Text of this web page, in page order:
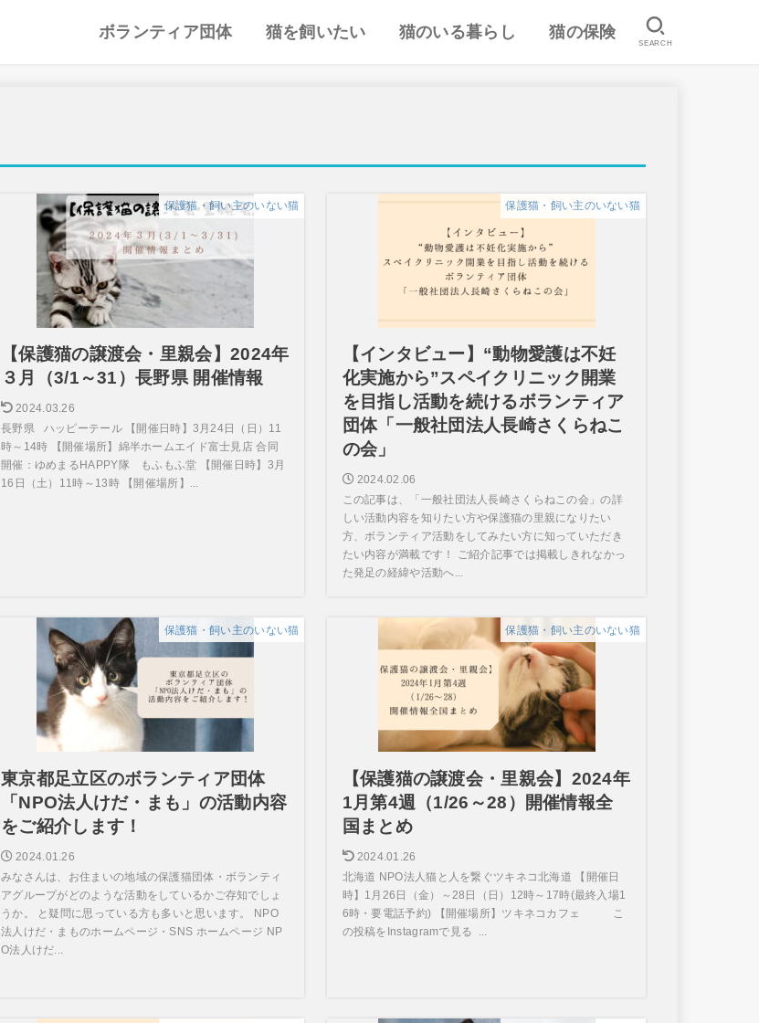
ボランティア団体 猫を飼いたい 猫のいる暮らし 猫の保険
SEARCH
保護猫・飼い主のいない猫
【保護猫の譲渡会・里親会】2024年
３月（3/1～31）長野県 開催情報
2024.03.26
長野県 ハッピーテール 【開催日時】3月24日（日）11
時～14時 【開催場所】綿半ホームエイド富士見店 合同
開催：ゆめまるHAPPY隊 もふもふ堂 【開催日時】3月
16日（土）11時～13時 【開催場所】...
保護猫・飼い主のいない猫
【インタビュー】“動物愛護は不妊
化実施から”スペイクリニック開業
を目指し活動を続けるボランティア
団体「一般社団法人長崎さくらねこ
の会」
2024.02.06
この記事は、「一般社団法人長崎さくらねこの会」の詳
しい活動内容を知りたい方や保護猫の里親になりたい
方、ボランティア活動をしてみたい方に知っていただき
たい内容が満載です！ ご紹介記事では掲載しきれなかっ
た発足の経緯や活動へ...
保護猫・飼い主のいない猫
東京都足立区のボランティア団体
「NPO法人けだ・まも」の活動内容
をご紹介します！
2024.01.26
みなさんは、お住まいの地域の保護猫団体・ボランティ
アグループがどのような活動をしているかご存知でしょ
うか。 と疑問に思っている方も多いと思います。 NPO
法人けだ・まものホームページ・SNS ホームページ NP
O法人けだ...
保護猫・飼い主のいない猫
【保護猫の譲渡会・里親会】2024年
1月第4週（1/26～28）開催情報全
国まとめ
2024.01.26
北海道 NPO法人猫と人を繋ぐツキネコ北海道 【開催日
時】1月26日（金）～28日（日）12時～17時(最終入場1
6時・要電話予約) 【開催場所】ツキネコカフェ こ
の投稿をInstagramで見る ...